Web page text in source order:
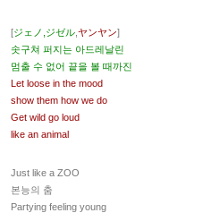
[ジェノ,ジゼル ヤンヤン]
솟구쳐 퍼지는 아드레날린
멈출 수 없어 끝을 볼 때까진
Let loose in the mood
show them how we do
Get wild go loud
like an animal
Just like a ZOO
본능의 춤
Partying feeling young